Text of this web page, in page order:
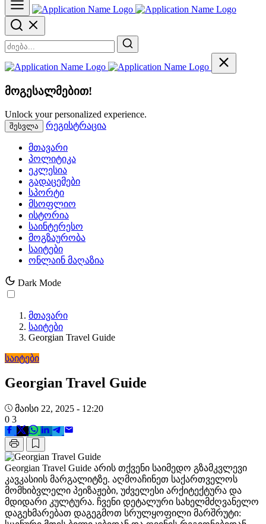
მოგესალმებით!
Unlock your personalized experience.
შესვლა რეგისტრაცია
მთავარი
პოლიტიკა
ეკლესია
გადაცემები
სპორტი
მსოფლიო
ისტორია
საინტერესო
მოგზაურობა
საიტები
ონლაინ მაღაზია
Dark Mode
მთავარი
საიტები
Georgian Travel Guide
საიტები
Georgian Travel Guide
მაისი 22, 2025 - 12:20
0 3
Georgian Travel Guide არის თქვენი საიმედო გზამკვლევი
კავკასიის მარგალიტზე. აღმოაჩინეთ საქართველოს
მომხიბვლელი პეიზაჟები, უძველესი არქიტექტურა და
მდიდარი კულტურა. ჩვენი დეტალური სახელმძღვანელო
დაგეხმარებათ დაგეგმოთ სრულყოფილი მარშრუტი: